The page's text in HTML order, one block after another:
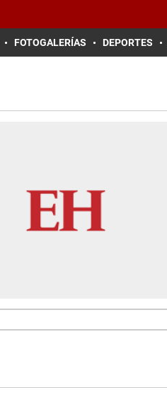
FOTOGALERÍAS DEPORTES